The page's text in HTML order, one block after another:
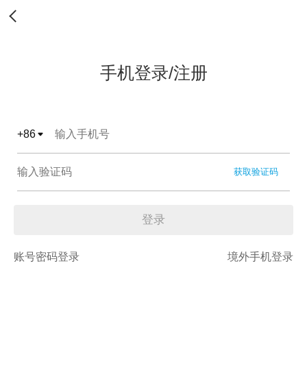
手机登录/注册
+86
获取验证码
登录
账号密码登录 境外手机登录